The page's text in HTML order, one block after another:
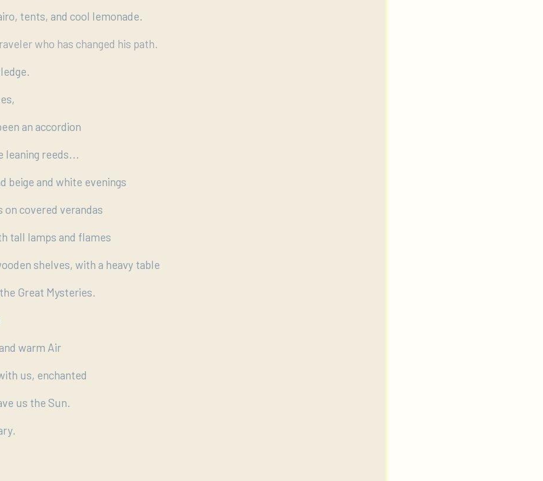
tents, and cool lemonade.
who has changed his path.
an accordion
leaning reeds...
beige and white evenings
on covered verandas
tall lamps and flames
shelves, with a heavy table
Great Mysteries.
warm Air
us, enchanted
us the Sun.